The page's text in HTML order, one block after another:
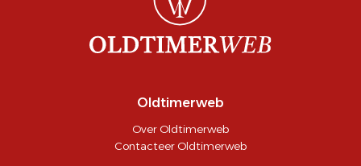
Oldtimerweb
Over Oldtimerweb
Contacteer Oldtimerweb